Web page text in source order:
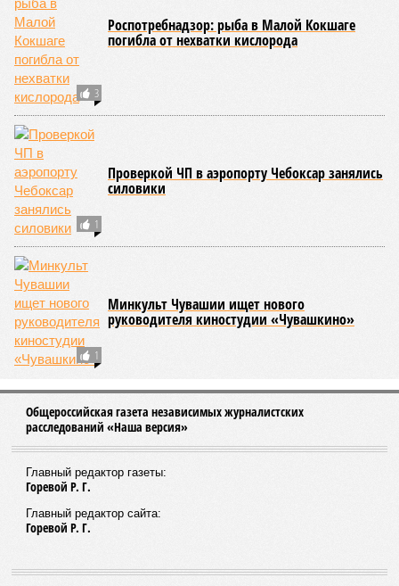
3
Роспотребнадзор: рыба в Малой Кокшаге
погибла от нехватки кислорода
1
Проверкой ЧП в аэропорту Чебоксар занялись
силовики
1
Минкульт Чувашии ищет нового
руководителя киностудии «Чувашкино»
Общероссийская газета независимых журналистских
расследований «Наша версия»
Главный редактор газеты:
Горевой Р. Г.
Главный редактор сайта:
Горевой Р. Г.